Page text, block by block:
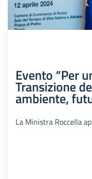
Evento “Per
Transizione
ambiente,
La Ministra Roccella